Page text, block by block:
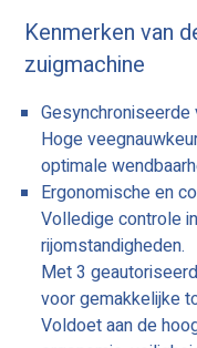
Kenmerken van
zuigmachine
Hoge
optimale
Ergonomische en
Volledige controle
rijomstandigheden.
Met 3
voor gemakkelijke
Voldoet aan de